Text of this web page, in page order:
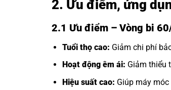
2. Ưu điểm, ứng
2.1 Ưu điểm – Vòng bi
Tuổi thọ cao: Giảm chi phí
Hoạt động êm ái: Giảm thiểu
Hiệu suất cao: Giúp máy